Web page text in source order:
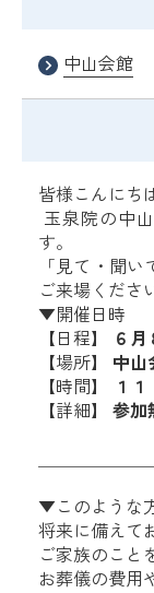
中山会館
皆様こんにち
玉泉院の中山
す。
「見て・聞
ご来場くださ
▼開催日時
【日程】
６
【場所】 中山
【時間】
１
【詳細】 参加
▼このような
将来に備えて
ご家族のこと
お葬儀の費用